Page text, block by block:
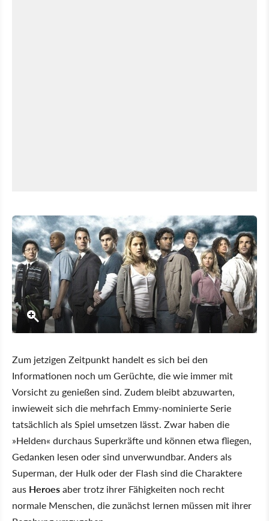
Zum jetzigen Zeitpunkt handelt es sich bei den
Informationen noch um Gerüchte, die wie immer mit
Vorsicht zu genießen sind. Zudem bleibt abzuwarten,
inwieweit sich die mehrfach Emmy-nominierte Serie
tatsächlich als Spiel umsetzen lässt. Zwar haben die
»Helden« durchaus Superkräfte und können etwa fliegen,
Gedanken lesen oder sind unverwundbar. Anders als
Superman, der Hulk oder der Flash sind die Charaktere
aus Heroesaber trotz ihrer Fähigkeiten noch recht
normale Menschen, die zunächst lernen müssen mit ihrer